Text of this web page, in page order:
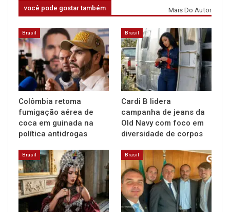
você pode gostar também Mais Do Autor
Brasil
Colômbia retoma
fumigação aérea de
coca em guinada na
política antidrogas
Brasil
Cardi B lidera
campanha de jeans da
Old Navy com foco em
diversidade de corpos
Brasil Brasil